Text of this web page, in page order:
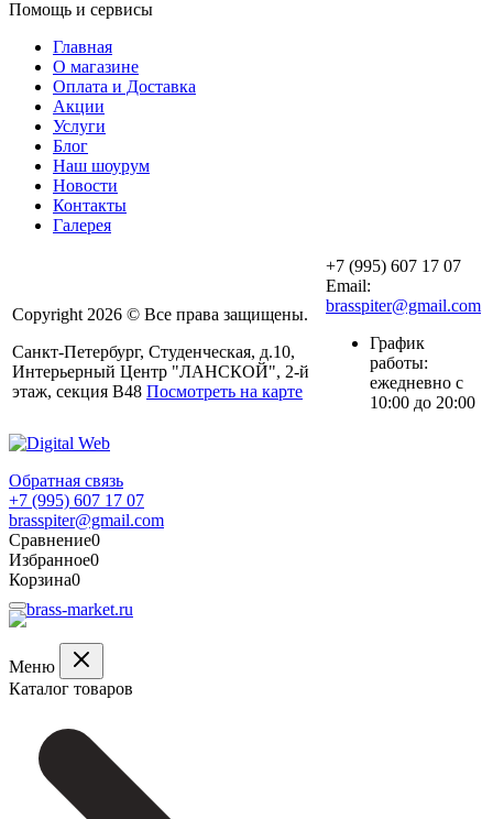
Помощь и сервисы
Главная
О магазине
Оплата и Доставка
Акции
Услуги
Блог
Наш шоурум
Новости
Контакты
Галерея
Copyright 2026 © Все права защищены.
Санкт-Петербург, Студенческая, д.10,
Интерьерный Центр "ЛАНСКОЙ", 2-й
этаж, секция В48 Посмотреть на карте
+7 (995) 607 17 07
Email:
brasspiter@gmail.com
График
работы:
ежедневно с
10:00 до 20:00
Обратная связь
+7 (995) 607 17 07
brasspiter@gmail.com
Сравнение0
Избранное0
Корзина0
Меню
Каталог товаров